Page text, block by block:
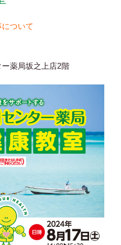
ついて
薬局坂之上店2階